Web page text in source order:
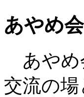
あやめ
あやめ
交流の